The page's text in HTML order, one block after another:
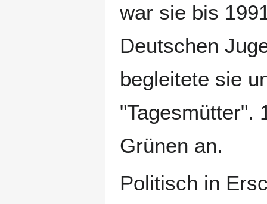
war sie bis
Deutschen
begleitete sie
"Tagesmütter".
Grünen an.
Politisch in